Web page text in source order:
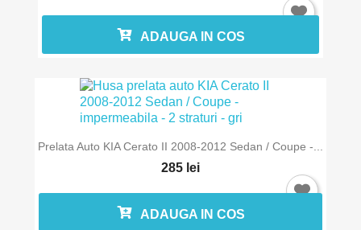
ADAUGA IN COS
Prelata Auto KIA Cerato II 2008-2012 Sedan / Coupe -...
285 lei
ADAUGA IN COS
Intra in cont